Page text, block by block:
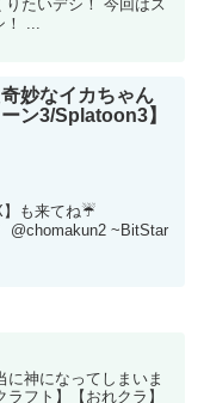
たいデシ！ 今回はス
！ ...
妙なイカちゃん
ーン3/Splatoon3】
も来てね☔️
@chomakun2 ~BitStar
に神になってしまいま
ラフト】【おれクラ】